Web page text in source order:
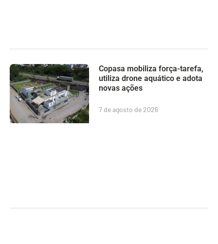
Copasa mobiliza força-tarefa,
utiliza drone aquático e adota
novas ações
7 de agosto de 2026